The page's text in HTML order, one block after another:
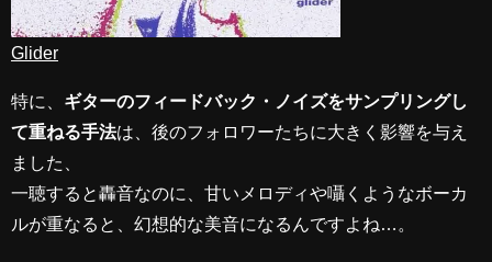
Glider
特に、 ギターのフィードバック・ノイズをサンプリングし
て重ねる手法は、後のフォロワーたちに大きく影響を与え
ました、
一聴すると轟音なのに、甘いメロディや囁くようなボーカ
ルが重なると、幻想的な美音になるんですよね…。